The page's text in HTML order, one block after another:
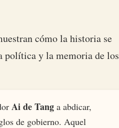
cómo la historia se
política y la memoria de los
Ai de Tanga abdicar,
de gobierno. Aquel